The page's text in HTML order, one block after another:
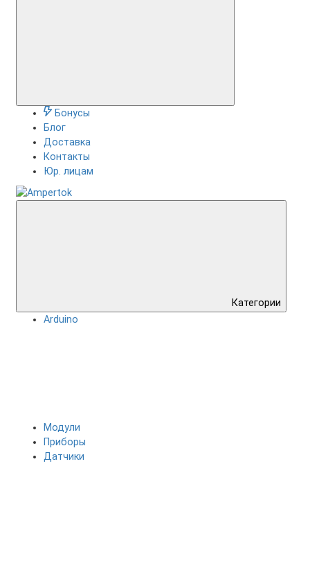
Бонусы
Блог
Доставка
Контакты
Юр. лицам
Категории
Arduino
Модули
Приборы
Датчики